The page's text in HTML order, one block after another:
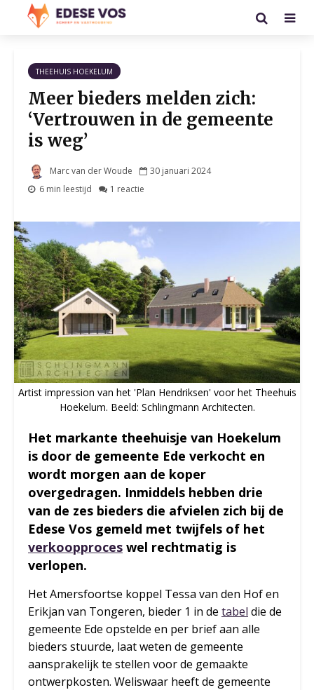
THEEHUIS HOEKELUM
Meer bieders melden zich:
‘Vertrouwen in de gemeente
is weg’
Marc van der Woude
30 januari 2024
6 min leestijd
1 reactie
Artist impression van het 'Plan Hendriksen' voor het Theehuis
Hoekelum. Beeld: Schlingmann Architecten.
Het markante theehuisje van Hoekelum
is door de gemeente Ede verkocht en
wordt morgen aan de koper
overgedragen. Inmiddels hebben drie
van de zes bieders die afvielen zich bij de
Edese Vos gemeld met twijfels of het
verkoopproces wel rechtmatig is
verlopen.
Het Amersfoortse koppel Tessa van den Hof en
Erikjan van Tongeren, bieder 1 in de tabel die de
gemeente Ede opstelde en per brief aan alle
bieders stuurde, laat weten de gemeente
aansprakelijk te stellen voor de gemaakte
ontwerpkosten. Weliswaar heeft de gemeente